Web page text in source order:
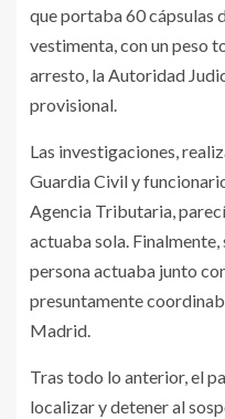
que portaba 60 cápsulas
vestimenta, con un peso
arresto, la Autoridad
provisional.
Las investigaciones,
Guardia Civil y
Agencia Tributaria,
actuaba sola.
persona actuaba junto
presuntamente
Madrid.
Tras todo lo anterior, el
localizar y detener al